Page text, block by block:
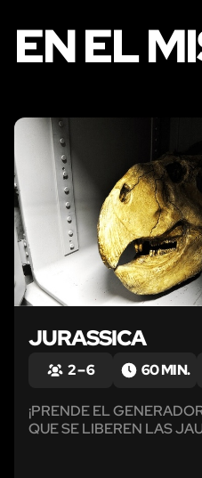
EN EL
JURASSICA
2 – 6 60 MIN.
¡PRENDE EL
QUE SE LIBEREN LAS